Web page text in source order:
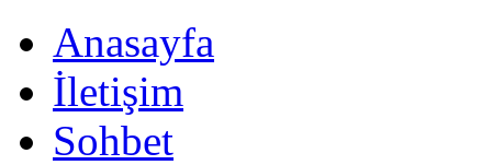
Anasayfa
İletişim
Sohbet